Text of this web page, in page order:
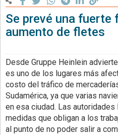
Se prevé una fuerte
aumento de fletes
Desde Gruppe Heinlein
es uno de los lugares más
costo del tráfico de
Sudamérica, ya que varias
en esa ciudad. Las
medidas que obligan a los
al punto de no poder salir a